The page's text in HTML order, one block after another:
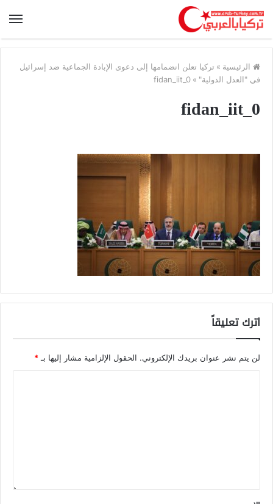
الرئيسية » تركيا تعلن انضمامها إلى دعوى الإبادة الجماعية ضد إسرائيل
في "العدل الدولية" »
fidan_iit_0
fidan_iit_0
اترك تعليقاً
لن يتم نشر عنوان بريدك الإلكتروني. الحقول الإلزامية مشار إليها بـ *